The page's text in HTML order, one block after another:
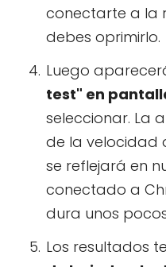
conectarte a la
debes oprimirlo.
Luego
test" en
seleccionar. La
de la velocidad
se reflejará en
conectado a
dura unos
Los resultados